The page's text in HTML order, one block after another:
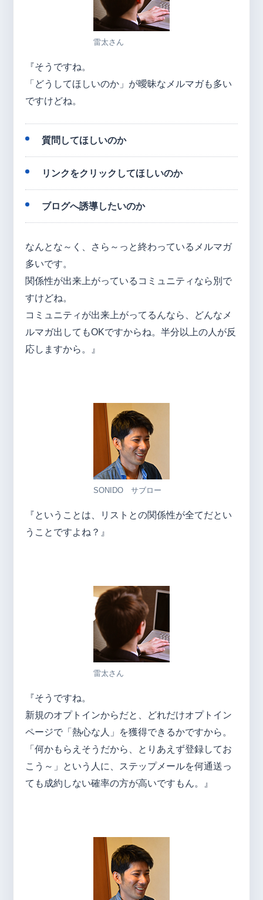
雷太さん
『そうですね。
「どうしてほしいのか」が曖昧なメルマガも多い
ですけどね。
質問してほしいのか
リンクをクリックしてほしいのか
ブログへ誘導したいのか
なんとな～く、さら～っと終わっているメルマガ
多いです。
関係性が出来上がっているコミュニティなら別で
すけどね。
コミュニティが出来上がってるんなら、どんなメ
ルマガ出してもOKですからね。半分以上の人が反
応しますから。』
SONIDO サブロー
『ということは、リストとの関係性が全てだとい
うことですよね？』
雷太さん
『そうですね。
新規のオプトインからだと、どれだけオプトイン
ページで「熱心な人」を獲得できるかですから。
「何かもらえそうだから、とりあえず登録してお
こう～」という人に、ステップメールを何通送っ
ても成約しない確率の方が高いですもん。』